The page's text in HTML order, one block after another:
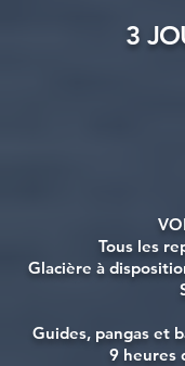
3
Tous les
Glacière à
Guides, pangas et
9 heures